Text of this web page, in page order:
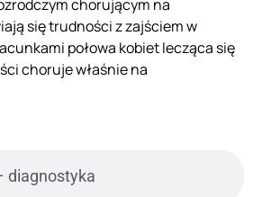
diagnostyka
chorującym na
się trudności z zajściem w
połowa kobiet lecząca się
choruje właśnie na